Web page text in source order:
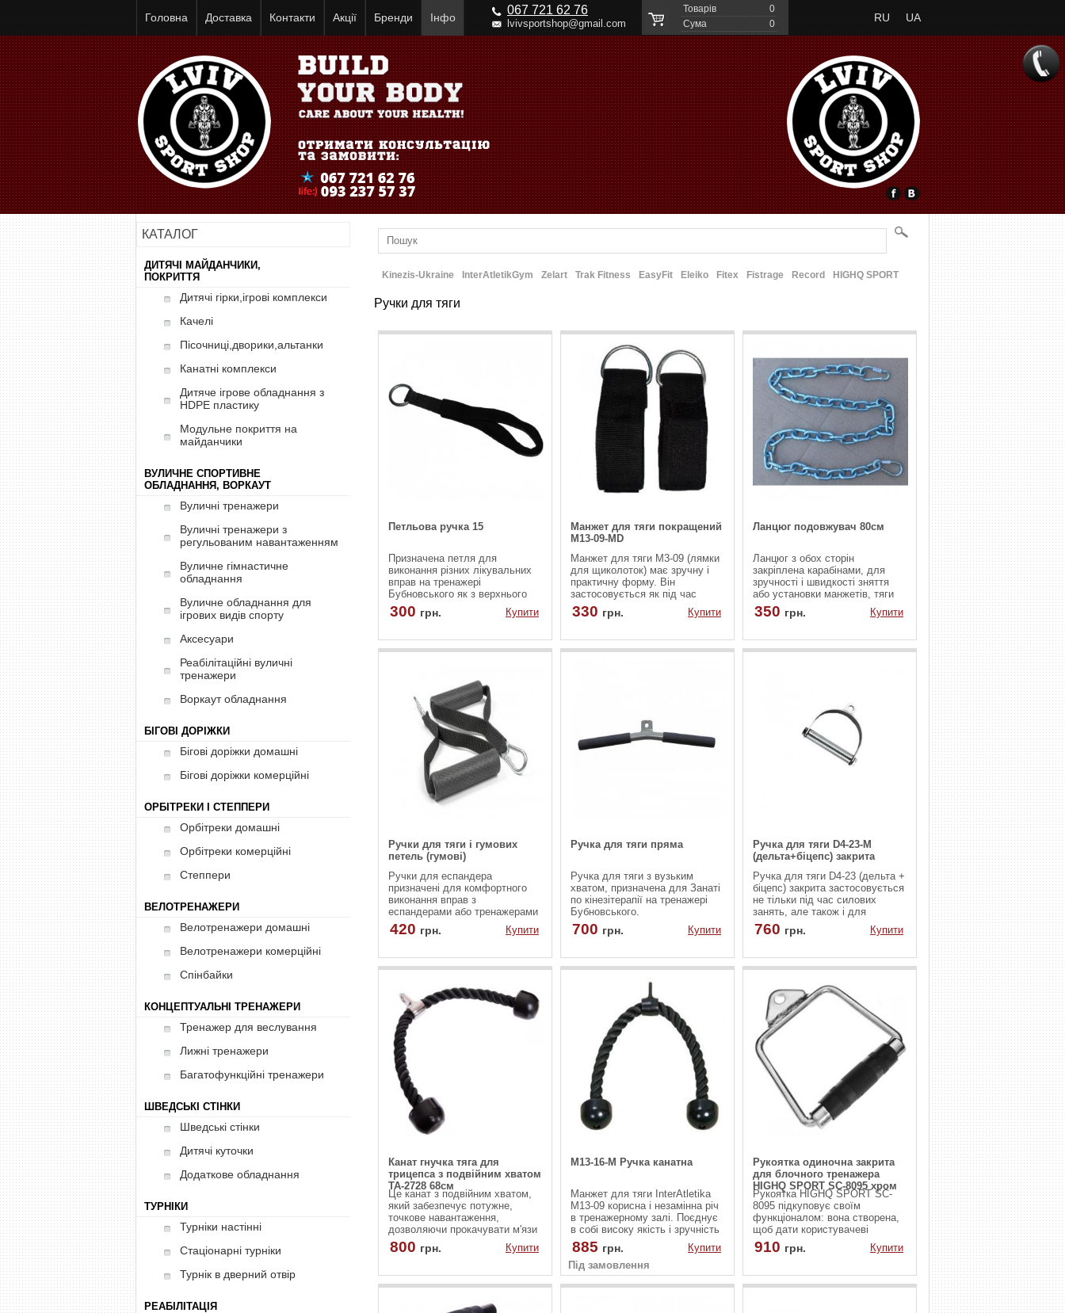
Головна Доставка Контакти Акції Бренди Інфо UA
RU
067 721 62 76
lvivsportshop@gmail.com
Товарів
0
Cума
0
КАТАЛОГ
ДИТЯЧІ МАЙДАНЧИКИ,
ПОКРИТТЯ
Дитячі гірки,ігрові комплекси
Качелі
Пісочниці,дворики,альтанки
Канатні комплекси
Дитяче ігрове обладнання з
HDPE пластику
Модульне покриття на
майданчики
ВУЛИЧНЕ СПОРТИВНЕ
ОБЛАДНАННЯ, ВОРКАУТ
Вуличні тренажери
Вуличні тренажери з
регульованим навантаженням
Вуличне гімнастичне
обладнання
Вуличне обладнання для
ігрових видів спорту
Аксесуари
Реабілітаційні вуличні
тренажери
Воркаут обладнання
БІГОВІ ДОРІЖКИ
Бігові доріжки домашні
Бігові доріжки комерційні
ОРБІТРЕКИ І СТЕППЕРИ
Орбітреки домашні
Орбітреки комерційні
Степпери
ВЕЛОТРЕНАЖЕРИ
Велотренажери домашні
Велотренажери комерційні
Спінбайки
КОНЦЕПТУАЛЬНІ ТРЕНАЖЕРИ
Тренажер для веслування
Лижні тренажери
Багатофункційні тренажери
ШВЕДСЬКІ СТІНКИ
Шведські стінки
Дитячі куточки
Додаткове обладнання
ТУРНІКИ
Турніки настінні
Стаціонарні турніки
Турнік в дверний отвір
РЕАБІЛІТАЦІЯ
Kinezis-Ukraine InterAtletikGym Zelart Trak Fitness EasyFit Eleiko Fitex Fistrage Record HIGHQ SPORT
Ручки для тяги
Петльова ручка 15
Призначена петля для
виконання різних лікувальних
вправ на тренажері
Бубновського як з верхнього
блоку так і з нижнього.
300 грн. Купити
Манжет для тяги покращений
M13-09-MD
Манжет для тяги М3-09 (лямки
для щиколоток) має зручну і
практичну форму. Він
застосовується як під час
виконання силових вправ, так і
при заняттях фітнесом, або
330 грн. Купити
Ланцюг подовжувач 80см
Ланцюг з обох сторін
закріплена карабінами, для
зручності і швидкості зняття
або установки манжетів, тяги
або петельной ручки
350 грн. Купити
Ручки для тяги і гумових
петель (гумові)
Ручки для еспандера
призначені для комфортного
виконання вправ з
еспандерами або тренажерами
блокової тяги. На ручках для
еспандера встановлений
система фіксації дозволяє
швидко встановлювати ручки
еспандер або гумову петлю.
Ручки виконані з щільних
поліестерних стрічок, міцного
пластику і зносостійкої гуми.
420 грн. Купити
Ручка для тяги пряма
Ручка для тяги з вузьким
хватом, призначена для Занаті
по кінезітерапії на тренажері
Бубновського.
700 грн. Купити
Ручка для тяги D4-23-M
(дельта+біцепс) закрита
Ручка для тяги D4-23 (дельта +
біцепс) закрита застосовується
не тільки під час силових
занять, але також і для
фізкультури, або аеробіки. Для
надійного і міцного хвата на
перешкоджають ковзанню руки.
Це забезпечить зручну і
комфортну тренування.
760 грн. Купити
Канат гнучка тяга для
трицепса з подвійним хватом
TA-2728 68см
Це канат з подвійним хватом,
який забезпечує потужне,
точкове навантаження,
дозволяючи прокачувати м'язи
ефективно та безпечно.
Особливо незамінний він у
трицепса, тяги до підборіддя та
вправ на задню дельту в
800 грн. Купити
M13-16-М Ручка канатна
Манжет для тяги InterAtletika
M13-09 корисна і незамінна річ
в тренажерному залі. Поєднує
в собі високу якість і зручність
використання. Колір: чорний
Під замовлення
885 грн. Купити
Рукоятка одиночна закрита
для блочного тренажера
HIGHQ SPORT SC-8095 хром
Рукоятка HIGHQ SPORT SC-
8095 підкуповує своїм
функціоналом: вона створена,
щоб дати користувачеві
свободу руху та максимум
м'язового скорочення у
перевага – це можливість
виконувати односторонні
910 грн. Купити